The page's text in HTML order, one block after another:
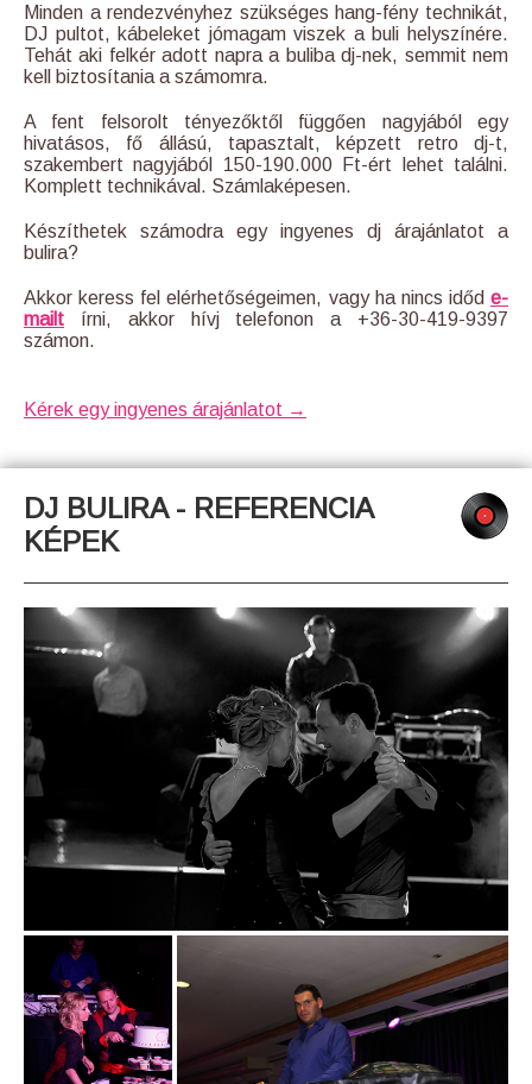
Minden a rendezvényhez szükséges hang-fény technikát,
DJ pultot, kábeleket jómagam viszek a buli helyszínére.
Tehát aki felkér adott napra a buliba dj-nek, semmit nem
kell biztosítania a számomra.
A fent felsorolt tényezőktől függően nagyjából egy
hivatásos, fő állású, tapasztalt, képzett retro dj-t,
szakembert nagyjából 150-190.000 Ft-ért lehet találni.
Komplett technikával. Számlaképesen.
Készíthetek számodra egy ingyenes dj árajánlatot a
bulira?
Akkor keress fel elérhetőségeimen, vagy ha nincs időd e-
mailt írni, akkor hívj telefonon a +36-30-419-9397
számon.
Kérek egy ingyenes árajánlatot →
DJ BULIRA - REFERENCIA
KÉPEK